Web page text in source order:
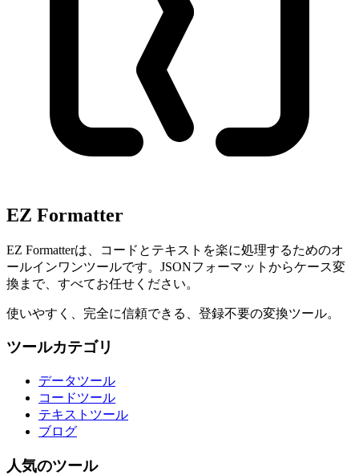
EZ Formatter
EZ Formatterは、コードとテキストを楽に処理するためのオ
ールインワンツールです。JSONフォーマットからケース変
換まで、すべてお任せください。
使いやすく、完全に信頼できる、登録不要の変換ツール。
ツールカテゴリ
データツール
コードツール
テキストツール
ブログ
人気のツール